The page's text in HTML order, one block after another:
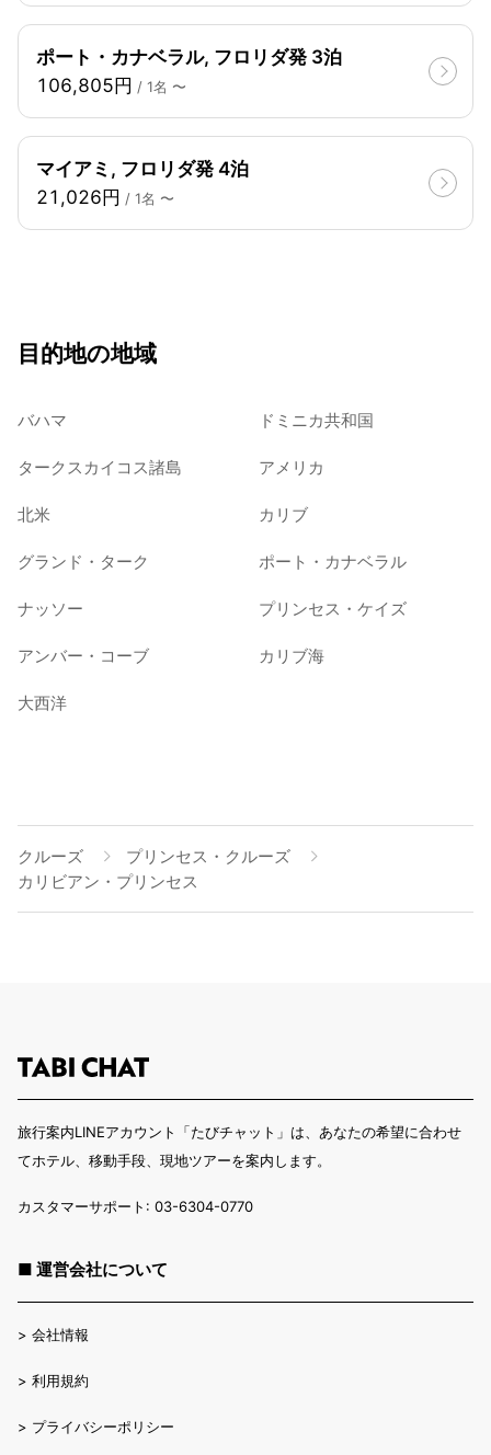
ポート・カナベラル, フロリダ発 3泊
106,805円 / 1名 〜
マイアミ, フロリダ発 4泊
21,026円 / 1名 〜
目的地の地域
バハマ ドミニカ共和国
タークスカイコス諸島 アメリカ
北米 カリブ
グランド・ターク ポート・カナベラル
ナッソー プリンセス・ケイズ
アンバー・コーブ カリブ海
大西洋
クルーズ
プリンセス・クルーズ
カリビアン・プリンセス
旅行案内LINEアカウント「たびチャット」は、あなたの希望に合わせ
てホテル、移動手段、現地ツアーを案内します。
カスタマーサポート: 03-6304-0770
■ 運営会社について
> 会社情報
> 利用規約
> プライバシーポリシー